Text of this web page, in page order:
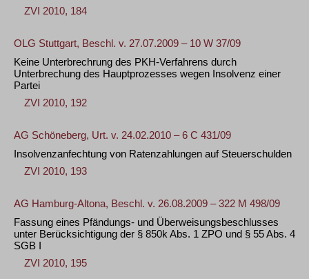
ZVI 2010, 184
OLG Stuttgart, Beschl. v. 27.07.2009 – 10 W 37/09
Keine Unterbrechrung des PKH-Verfahrens durch
Unterbrechung des Hauptprozesses wegen Insolvenz einer
Partei
ZVI 2010, 192
AG Schöneberg, Urt. v. 24.02.2010 – 6 C 431/09
Insolvenzanfechtung von Ratenzahlungen auf Steuerschulden
ZVI 2010, 193
AG Hamburg-Altona, Beschl. v. 26.08.2009 – 322 M 498/09
Fassung eines Pfändungs- und Überweisungsbeschlusses
unter Berücksichtigung der § 850k Abs. 1 ZPO und § 55 Abs. 4
SGB I
ZVI 2010, 195